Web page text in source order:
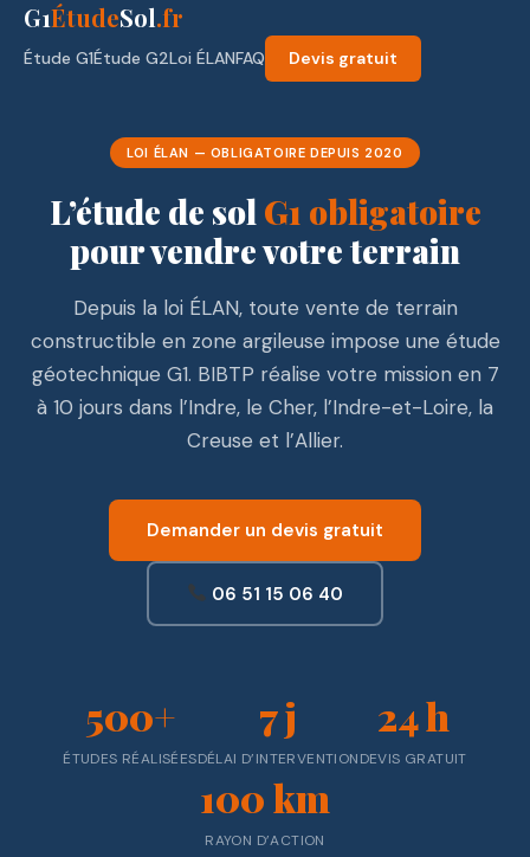
G1ÉtudeSol.fr
Étude G1Étude G2Loi ÉLANFAQ Devis gratuit
LOI ÉLAN — OBLIGATOIRE DEPUIS 2020
L’étude de sol G1 obligatoire
pour vendre votre terrain
Depuis la loi ÉLAN, toute vente de terrain
constructible en zone argileuse impose une étude
géotechnique G1. BIBTP réalise votre mission en 7
à 10 jours dans l’Indre, le Cher, l’Indre-et-Loire, la
Creuse et l’Allier.
Demander un devis gratuit
06 51 15 06 40
500+
ÉTUDES RÉALISÉES
7 j
DÉLAI D’INTERVENTION
24 h
DEVIS GRATUIT
100 km
RAYON D’ACTION